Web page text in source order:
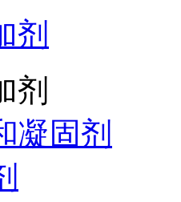
剂
剂
凝固剂